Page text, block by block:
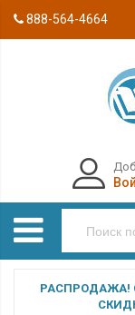
888-564-4664
РАСПРОДАЖА!